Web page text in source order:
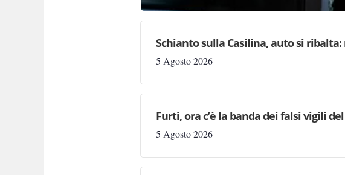
Schianto sulla Casilina, auto si
5 Agosto 2026
Furti, ora c’è la banda dei falsi vigili
5 Agosto 2026